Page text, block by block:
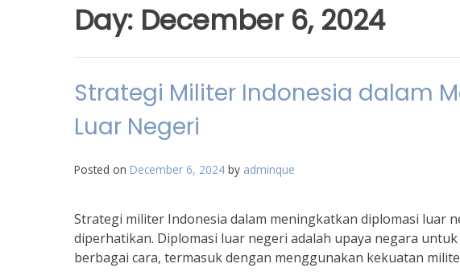
Day: December 6, 2024
Strategi Militer Indonesia dalam
Luar Negeri
Posted on December 6, 2024 by adminque
Strategi militer Indonesia dalam meningkatkan diplomasi luar
diperhatikan. Diplomasi luar negeri adalah upaya negara
berbagai cara, termasuk dengan menggunakan kekuatan